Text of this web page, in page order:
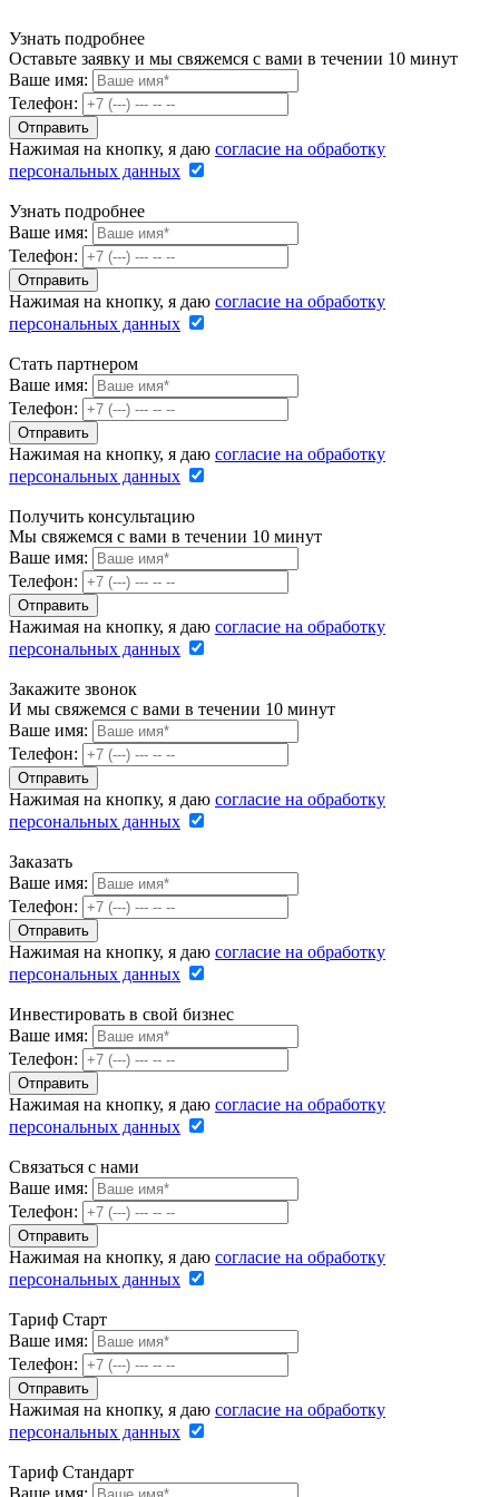
Узнать подробнее
Оставьте заявку и мы свяжемся с вами в течении 10 минут
Ваше имя:
Телефон:
Нажимая на кнопку, я даю согласие на обработку
персональных данных
Узнать подробнее
Ваше имя:
Телефон:
Нажимая на кнопку, я даю согласие на обработку
персональных данных
Стать партнером
Ваше имя:
Телефон:
Нажимая на кнопку, я даю согласие на обработку
персональных данных
Получить консультацию
Мы свяжемся с вами в течении 10 минут
Ваше имя:
Телефон:
Нажимая на кнопку, я даю согласие на обработку
персональных данных
Закажите звонок
И мы свяжемся с вами в течении 10 минут
Ваше имя:
Телефон:
Нажимая на кнопку, я даю согласие на обработку
персональных данных
Заказать
Ваше имя:
Телефон:
Нажимая на кнопку, я даю согласие на обработку
персональных данных
Инвестировать в свой бизнес
Ваше имя:
Телефон:
Нажимая на кнопку, я даю согласие на обработку
персональных данных
Связаться с нами
Ваше имя:
Телефон:
Нажимая на кнопку, я даю согласие на обработку
персональных данных
Тариф Старт
Ваше имя:
Телефон:
Нажимая на кнопку, я даю согласие на обработку
персональных данных
Тариф Стандарт
Ваше имя: